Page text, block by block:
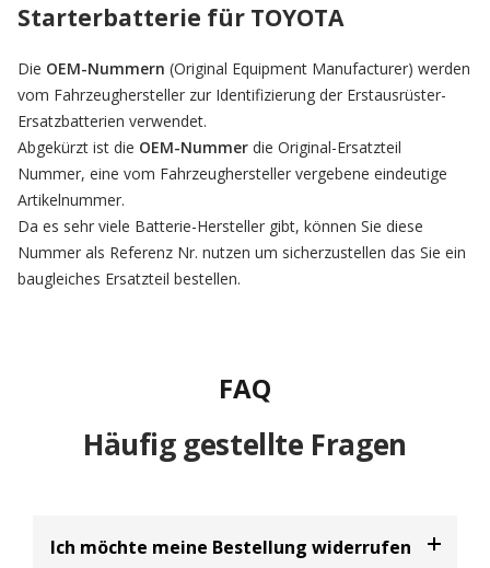
Starterbatterie für TOYOTA
Die OEM-Nummern (Original Equipment Manufacturer) werden
vom Fahrzeughersteller zur Identifizierung der Erstausrüster-
Ersatzbatterien verwendet.
Abgekürzt ist die OEM-Nummer die Original-Ersatzteil
Nummer, eine vom Fahrzeughersteller vergebene eindeutige
Artikelnummer.
Da es sehr viele Batterie-Hersteller gibt, können Sie diese
Nummer als Referenz Nr. nutzen um sicherzustellen das Sie ein
baugleiches Ersatzteil bestellen.
FAQ
Häufig gestellte Fragen
Ich möchte meine Bestellung widerrufen